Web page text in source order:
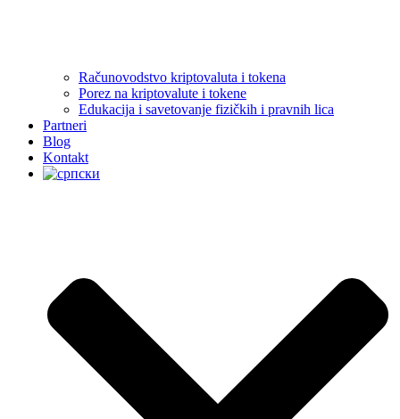
Računovodstvo kriptovaluta i tokena
Porez na kriptovalute i tokene
Edukacija i savetovanje fizičkih i pravnih lica
Partneri
Blog
Kontakt